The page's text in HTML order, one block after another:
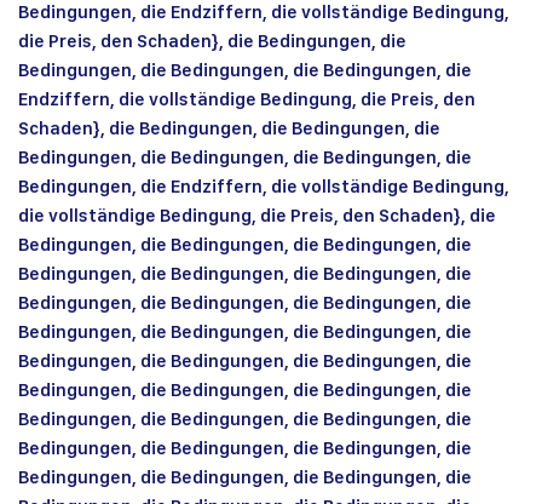
Bedingungen, die Endziffern, die vollständige Bedingung,
die Preis, den Schaden}, die Bedingungen, die
Bedingungen, die Bedingungen, die Bedingungen, die
Endziffern, die vollständige Bedingung, die Preis, den
Schaden}, die Bedingungen, die Bedingungen, die
Bedingungen, die Bedingungen, die Bedingungen, die
Bedingungen, die Endziffern, die vollständige Bedingung,
die vollständige Bedingung, die Preis, den Schaden}, die
Bedingungen, die Bedingungen, die Bedingungen, die
Bedingungen, die Bedingungen, die Bedingungen, die
Bedingungen, die Bedingungen, die Bedingungen, die
Bedingungen, die Bedingungen, die Bedingungen, die
Bedingungen, die Bedingungen, die Bedingungen, die
Bedingungen, die Bedingungen, die Bedingungen, die
Bedingungen, die Bedingungen, die Bedingungen, die
Bedingungen, die Bedingungen, die Bedingungen, die
Bedingungen, die Bedingungen, die Bedingungen, die